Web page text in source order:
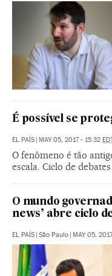
É possível se
EL PAÍS | MAY 05, 2017 - 15:32
O fenômeno é tão
escala. Ciclo de
O mundo
news’ abre ciclo
EL PAÍS | São Paulo | MAY 05,